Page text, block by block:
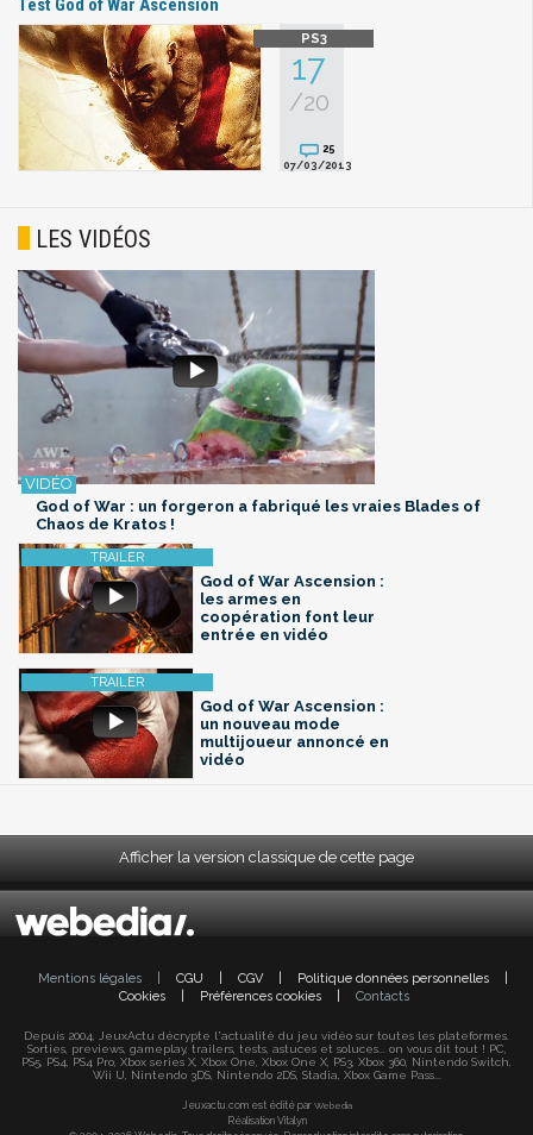
17
/20
25
07/03/2013
LES VIDÉOS
God of War : un forgeron a fabriqué les vraies Blades of
Chaos de Kratos !
God of War Ascension :
les armes en
coopération font leur
entrée en vidéo
God of War Ascension :
un nouveau mode
multijoueur annoncé en
vidéo
Afficher la version classique de cette page
Mentions légales CGU CGV Politique données personnelles
Cookies
Préférences cookies Contacts
Depuis 2004, JeuxActu décrypte l'actualité du jeu vidéo sur toutes les plateformes.
Sorties, previews, gameplay, trailers, tests, astuces et soluces... on vous dit tout ! PC,
PS5, PS4, PS4 Pro, Xbox series X, Xbox One, Xbox One X, PS3, Xbox 360, Nintendo Switch,
Wii U, Nintendo 3DS, Nintendo 2DS, Stadia, Xbox Game Pass...
Jeuxactu.com est édité par Webedia
Réalisation Vitalyn